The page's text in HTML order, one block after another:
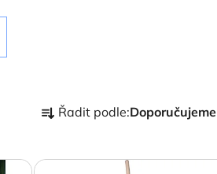
a
e
Řadit podle:Doporučujeme